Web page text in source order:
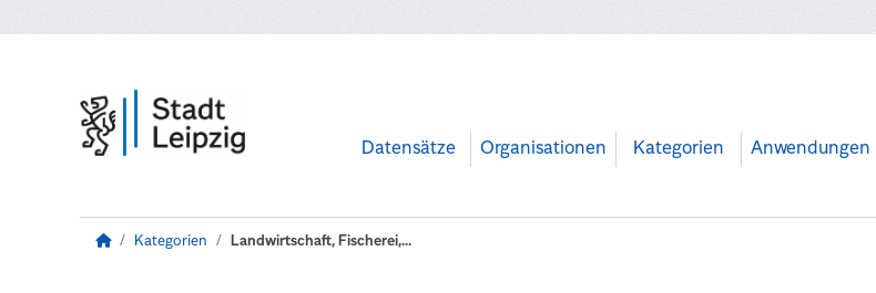
Datensätze Organisationen Kategorien Anwendungen
Kategorien Landwirtschaft, Fischerei,...